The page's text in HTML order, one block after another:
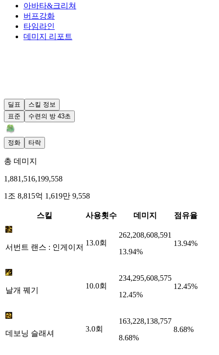
아바타&크리쳐
버프강화
타임라인
데미지 리포트
딜표
스킬 정보
표준
수련의 방 43초
정화 타락
총 데미지
1,881,516,199,558
1조 8,815억 1,619만 9,558
스킬 사용횟수 데미지 점유율
서번트 랜스 : 인게이저
13.0회
262,208,608,591
13.94%
13.94%
날개 꿰기
10.0회
234,295,608,575
12.45%
12.45%
데보닝 슬래셔
3.0회
163,228,138,757
8.68%
8.68%